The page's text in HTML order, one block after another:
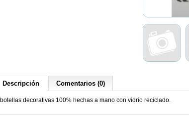
Descripción Comentarios (0)
botellas decorativas 100% hechas a mano con vidrio reciclado.